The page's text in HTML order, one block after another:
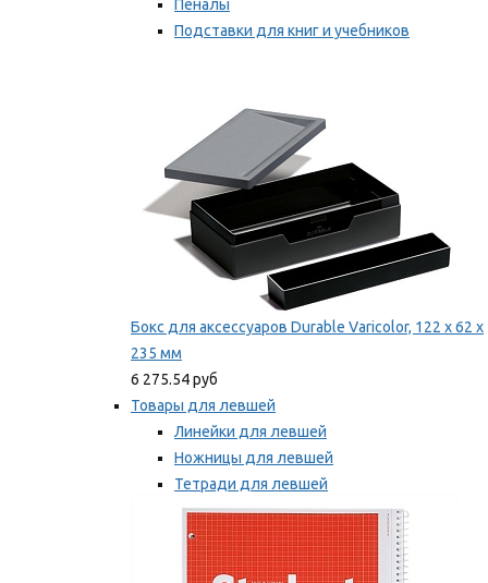
Пеналы
Подставки для книг и учебников
Бокс для аксессуаров Durable Varicolor, 122 x 62 x
235 мм
6 275.54 руб
Товары для левшей
Линейки для левшей
Ножницы для левшей
Тетради для левшей
Точилки для левшей
Мы рекомендуем